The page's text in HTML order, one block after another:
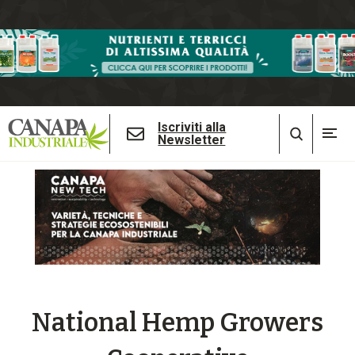
Iscriviti alla
Newsletter
National Hemp Growers